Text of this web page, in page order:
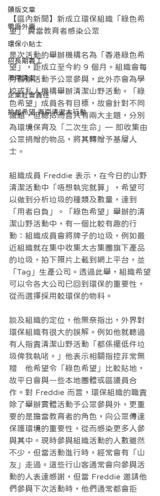
頭版文章
零廢外賣
環保小貼士
招長期義工
海岸清潔
企業社會責任
拾起希望 海岸清潔大行動
【區內新聞】新成立環保組織「綠色希
望」 冀當教育者感染公眾
是次活動的舉辦機構名為「香港綠色希
望」，距成立至今約 9 個月。組織會每
月籌辦活動予公眾參與，此外亦會為學
校或私人機構舉辦清潔山野活動。「綠
色希望」成員各有目標，故會針對不同
議題，但總括而言共有兩大主題，分別
為環境保育及「二次生命」— 即收集由
公眾捐贈的物品，將其轉贈予基層人
士。
組織成員 Freddie 表示，在今日的山野
清潔活動中「唔想執完就算」，希望可
以做到分析垃圾的種類及數量，達到
「用者自負」。「綠色希望」舉辦的清
潔山野活動中，有一個比較有趣的行
動：組織成員會將牌子的垃圾，例如最
近組織就在集中收集太古集團旗下產品
的垃圾，拍下照片上載到網上平台，並
「Tag」生產公司。透過此舉，組織希望
可以令各大公司已回到環保的重要性，
從而選擇採用較環保的物料。
談及組織的定位，他無奈指出，外界對
環保組織有很大的誤解。例如他就聽過
有人指責清潔山野活動「都係擺低件垃
圾俾我執啫。」他表示相關指控非常無
稽　他希望令「綠色希望」比較貼地，
故平日會與一些本地團體或區議員合
作。對 Freddie 而言，環保組織的職責
除了舉辦實體活動予公眾參與外，更重
要的是擔當教育者的角色，向公眾傳達
保護環境的重要性，從而感染更多人參
與其中。現時參與組織活動的人數雖然
不少，但當活動進行時，經常會有「山
友」走過。這些行山客通常會向參與活
動的人表達感謝，但當 Freddie 邀請他
們參與下次活動時，他們通常都會拒